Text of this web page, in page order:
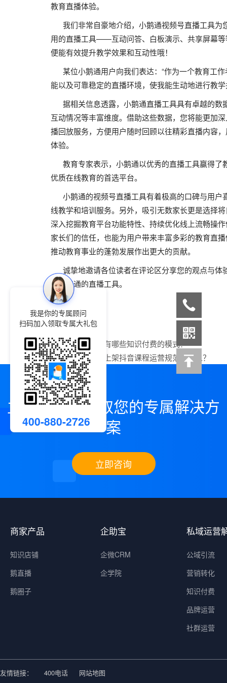
教育直播体验。
我们非常自豪地介绍，小鹅通视频号直播工具为
用的直播工具——互动问答、白板演示、共享屏幕
便能有效提升教学效果和互动性哦！
某位小鹅通用户向我们表达：“作为一个教育工
能以及可靠稳定的直播环境，使我能生动地进行教
据相关信息透露，小鹅通直播工具具有卓越的数
互动情况等丰富维度。借助这些数据，您将能更加
播回放服务，方便用户随时回顾以往精彩直播内容
体验。
教育专家表示，小鹅通以优秀的直播工具赢得了
优质在线教育的首选平台。
小鹅通的视频号直播工具有着极高的口碑与用户
线教学和培训服务。另外，吸引无数家长更是选择
深入挖掘教育平台功能特性、持续优化线上流畅操
家长们的信任，也能为用户带来丰富多彩的教育直
推动教育事业的蓬勃发展作出更大的贡献。
诚挚地邀请各位读者在评论区分享您的观点与体
用小鹅通的直播工具。
上一篇： 目前，有哪些知识付费的模式？
下一篇：小鹅通上架抖音课程运营规范是什么？
立即咨询，领取您的专属解决方
案
立即咨询
商家产品
知识店铺
鹅直播
鹅圈子
企助宝
企微CRM
企学院
私域运营
公域引流
营销转化
知识付费
品牌运营
社群运营
友情链接： 400电话 网站地图
我是你的专属顾问
扫码加入领取专属大礼包
400-880-2726